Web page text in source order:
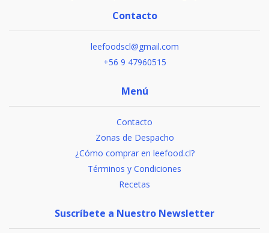
Contacto
leefoodscl@gmail.com
+56 9 47960515
Menú
Contacto
Zonas de Despacho
¿Cómo comprar en leefood.cl?
Términos y Condiciones
Recetas
Suscríbete a Nuestro Newsletter